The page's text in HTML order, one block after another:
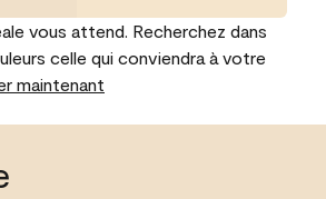
vous attend. Recherchez dans
celle qui conviendra à votre
maintenant